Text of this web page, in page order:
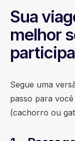
Sua
melhor
Segue uma
passo para
(cachorro ou